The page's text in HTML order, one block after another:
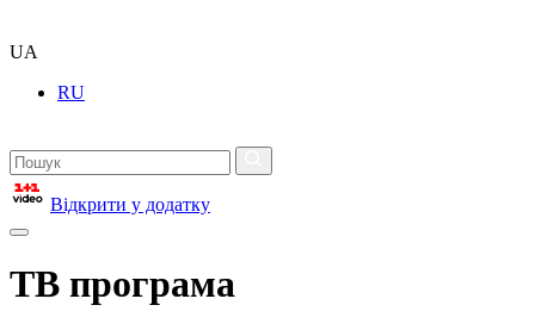
UA
RU
Відкрити у додатку
ТВ програма